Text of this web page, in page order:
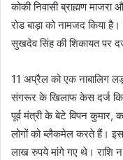
कोकी निवासी ब्राह्मण
रोड बाड़ा को नामजद किया
सुखदेव सिंह की शिकायत पर
11 अप्रैल को एक नाबालिग
संगरूर के खिलाफ केस दर्ज
पूर्व मंत्री के बेटे विपन कुमार,
लोगों को ब्लैकमेल करते हैं।
लाख रुपये मांगे गए थे। राशि